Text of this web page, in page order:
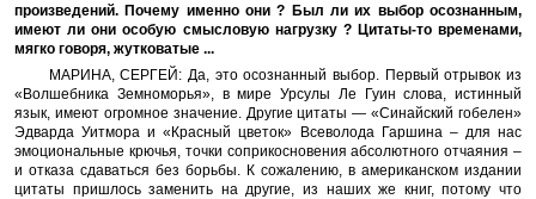
произведений. Почему именно они ? Был ли их выбор осознанным,
имеют ли они особую смысловую нагрузку ? Цитаты-то временами,
мягко говоря, жутковатые ...
МАРИНА, СЕРГЕЙ: Да, это осознанный выбор. Первый отрывок из
«Волшебника Земноморья», в мире Урсулы Ле Гуин слова, истинный
язык, имеют огромное значение. Другие цитаты — «Синайский гобелен»
Эдварда Уитмора и «Красный цветок» Всеволода Гаршина – для нас
эмоциональные крючья, точки соприкосновения абсолютного отчаяния –
и отказа сдаваться без борьбы. К сожалению, в американском издании
цитаты пришлось заменить на другие, из наших же книг, потому что